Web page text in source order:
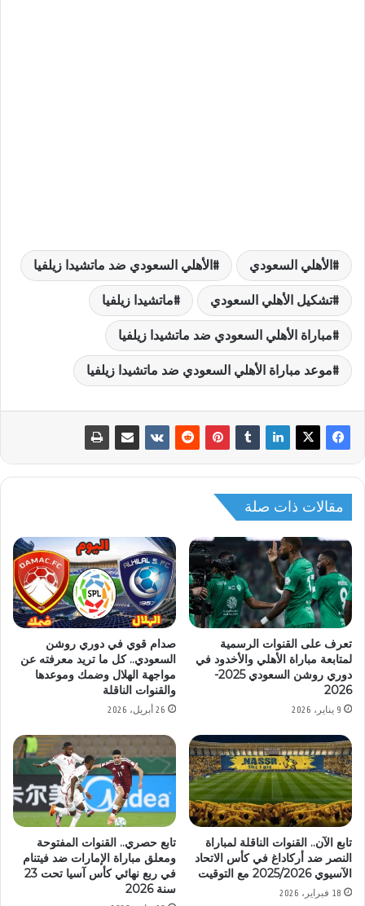
الأهلي السعودي الأهلي السعودي ضد ماتشيدا زيلفيا
تشكيل الأهلي السعودي ماتشيدا زيلفيا
مباراة الأهلي السعودي ضد ماتشيدا زيلفيا
موعد مباراة الأهلي السعودي ضد ماتشيدا زيلفيا
مقالات ذات صلة
تعرف على القنوات الرسمية
لمتابعة مباراة الأهلي والأخدود في
دوري روشن السعودي 2025-
2026
9 يناير، 2026
صدام قوي في دوري روشن
السعودي.. كل ما تريد معرفته عن
مواجهة الهلال وضمك وموعدها
والقنوات الناقلة
26 أبريل، 2026
تابع الآن.. القنوات الناقلة لمباراة
النصر ضد أركاداغ في كأس الاتحاد
الآسيوي 2025/2026 مع التوقيت
18 فبراير، 2026
تابع حصري.. القنوات المفتوحة
ومعلق مباراة الإمارات ضد فيتنام
في ربع نهائي كأس آسيا تحت 23
سنة 2026